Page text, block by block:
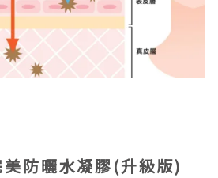
防曬水凝膠(升級版)